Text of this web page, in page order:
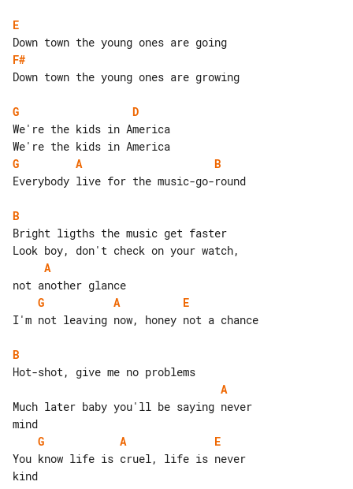
E
F#
Down town the young ones are growing
G
D
We're the kids in America
G
A
B
Everybody live for the music-go-round
B
Bright ligths the music get faster
A
G
A
E
I'm not leaving now, honey not a chance
B
A
Much later baby you'll be saying never
G
A
E
You know life is cruel, life is never
kind